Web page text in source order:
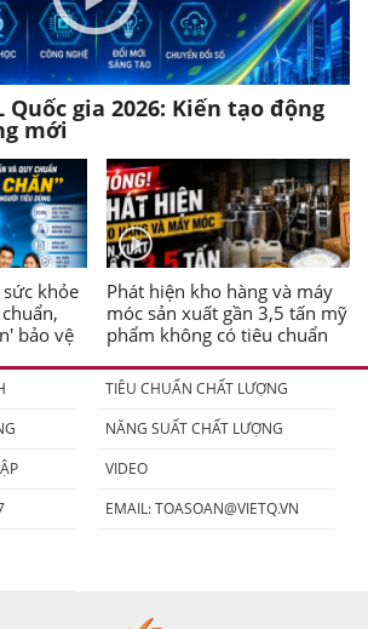
Quốc gia 2026: Kiến tạo động
mới
khỏe
bảo vệ
Phát hiện kho hàng và máy
móc sản xuất gần 3,5 tấn mỹ
phẩm không có tiêu chuẩn
TIÊU CHUẨN CHẤT LƯỢNG
NĂNG SUẤT CHẤT LƯỢNG
VIDEO
EMAIL:TOASOAN@VIETQ.VN